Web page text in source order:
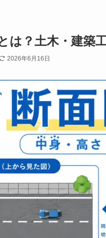
は？土木・建築
2026年6月16日